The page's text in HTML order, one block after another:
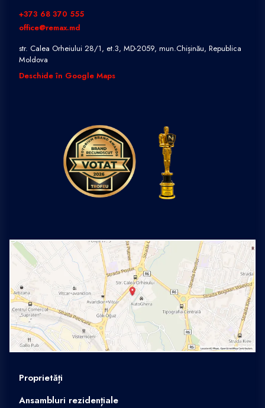
+373 68 370 555
office@remax.md
str. Calea Orheiului 28/1, et.3, MD-2059, mun.Chișinău, Republica
Moldova
Deschide în Google Maps
Proprietăți
Ansambluri rezidențiale